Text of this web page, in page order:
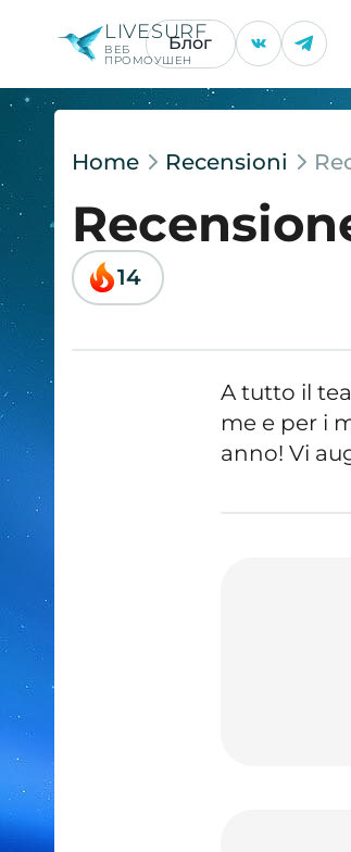
LIVESURF
ВЕБ
ПРОМОУШЕН
Блог
Home Recensioni
14
A tutto il
me e per i
anno! Vi